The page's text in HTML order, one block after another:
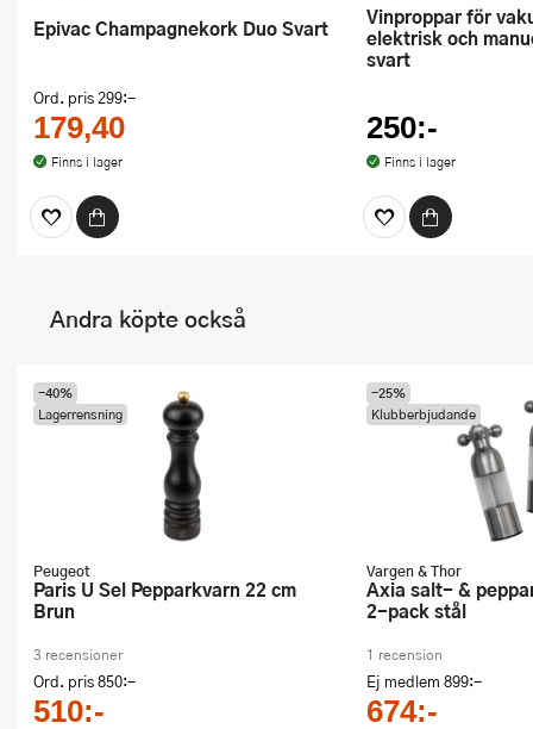
Epivac Champagnekork Duo Svart
Ord. pris299:-
179,40
Finns i lager
Vinproppar för vakuumpump
elektrisk och
svart
250:-
Finns i lager
Andra köpte också
Peugeot
Paris U Sel Pepparkvarn 22 cm
Brun
3 recensioner
Ord. pris850:-
510:-
-40%
Lagerrensning
Vargen & Thor
Axia salt- & pepparkvarn 18 cm
2-pack stål
1 recension
Ej medlem 899:-
674:-
-25%
Klubberbjudande